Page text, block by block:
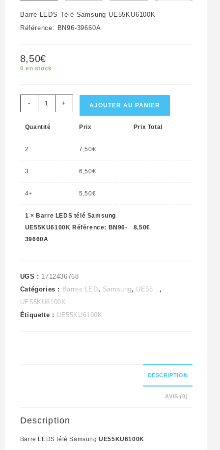
Barre LEDS Télé Samsung UE55KU6100K
Référence: BN96-39660A
8,50€
6 en stock
quantité
de
Barre
Samsung
Référence:
BN96-
39660A
- + AJOUTER AU PANIER
Quantité Prix Prix Total
2 7,50€
3 6,50€
4+ 5,50€
1 × Barre LEDS télé Samsung
UE55KU6100K Référence: BN96-
39660A
8,50€
UGS : 1712436768
Catégories : Barres LED, Samsung, UE55...,
UE55KU6100K
Étiquette : UE55KU6100K
DESCRIPTION
AVIS (0)
Description
Barre LEDS télé SamsungUE55KU6100K